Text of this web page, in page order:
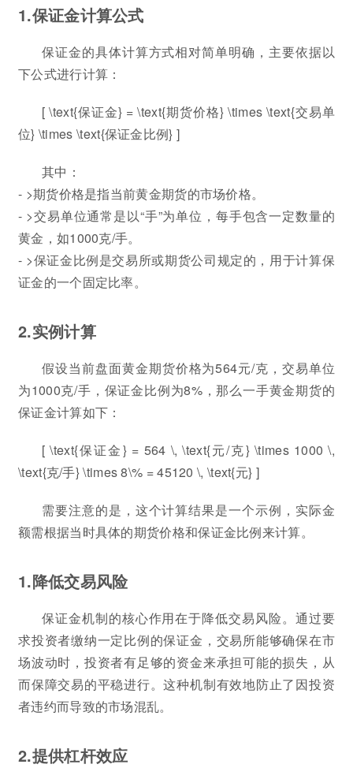
1.保证金计算公式
保证金的具体计算方式相对简单明确，主要依据以
下公式进行计算：
[ \text{保证金} = \text{期货价格} \times \text{交易单
位} \times \text{保证金比例} ]
其中：
- >期货价格是指当前黄金期货的市场价格。
- >交易单位通常是以“手”为单位，每手包含一定数量的
黄金，如1000克/手。
- >保证金比例是交易所或期货公司规定的，用于计算保
证金的一个固定比率。
2.实例计算
假设当前盘面黄金期货价格为564元/克，交易单位
为1000克/手，保证金比例为8%，那么一手黄金期货的
保证金计算如下：
[ \text{保证金} = 564 \, \text{元/克} \times 1000 \,
\text{克/手} \times 8\% = 45120 \, \text{元} ]
需要注意的是，这个计算结果是一个示例，实际金
额需根据当时具体的期货价格和保证金比例来计算。
1.降低交易风险
保证金机制的核心作用在于降低交易风险。通过要
求投资者缴纳一定比例的保证金，交易所能够确保在市
场波动时，投资者有足够的资金来承担可能的损失，从
而保障交易的平稳进行。这种机制有效地防止了因投资
者违约而导致的市场混乱。
2.提供杠杆效应